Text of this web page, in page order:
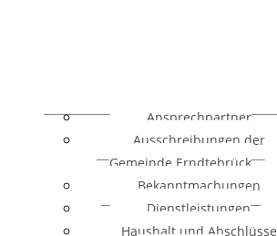
Ansprechpartner
Ausschreibungen der
Gemeinde Erndtebrück
Bekanntmachungen
Dienstleistungen
Haushalt und Abschlüsse